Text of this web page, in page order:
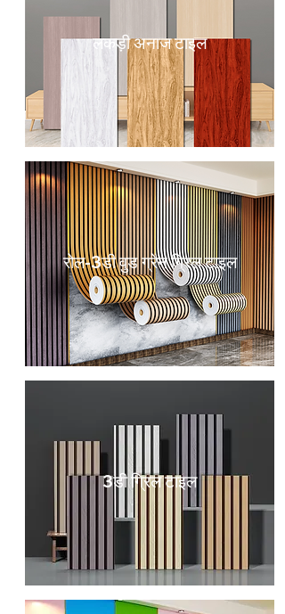
लकड़ी अनाज टाइल
रोल-3डी वुड ग्रेन ग्रिल टाइल
3डी ग्रिल टाइल